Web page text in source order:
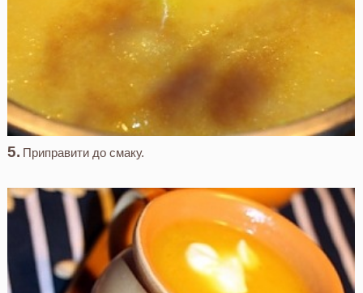
Приправити до смаку.